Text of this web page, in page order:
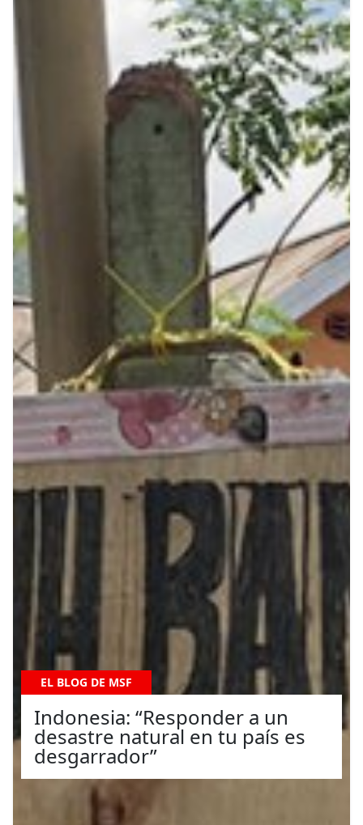
EL BLOG DE MSF
Indonesia: “Responder a un
desastre natural en tu país es
desgarrador”